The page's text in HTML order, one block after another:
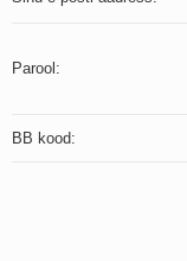
Laul
Nii
Mis
Põhi,
Parool:
BB kood: